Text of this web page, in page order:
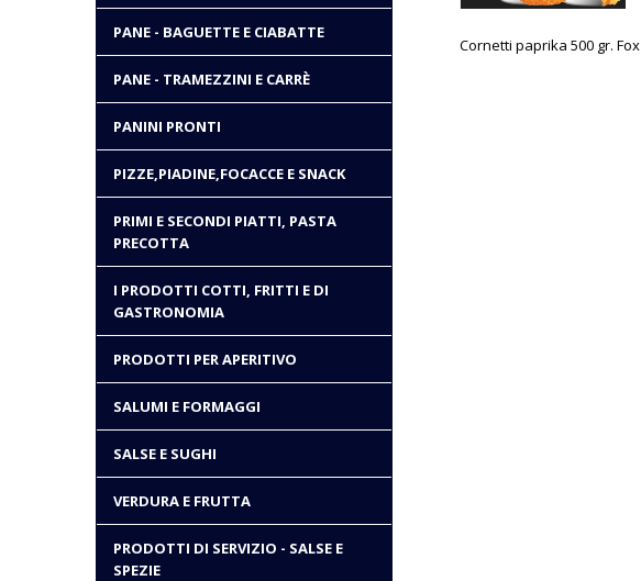
Cornetti paprika 500 gr. Fox
PANE - BAGUETTE E CIABATTE
PANE - TRAMEZZINI E CARRÈ
PANINI PRONTI
PIZZE,PIADINE,FOCACCE E SNACK
PRIMI E SECONDI PIATTI, PASTA
PRECOTTA
I PRODOTTI COTTI, FRITTI E DI
GASTRONOMIA
PRODOTTI PER APERITIVO
SALUMI E FORMAGGI
SALSE E SUGHI
VERDURA E FRUTTA
PRODOTTI DI SERVIZIO - SALSE E
SPEZIE